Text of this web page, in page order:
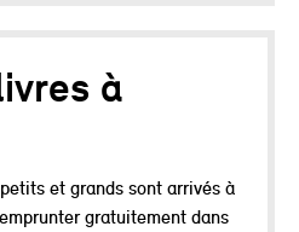
à
et grands sont arrivés à
gratuitement dans